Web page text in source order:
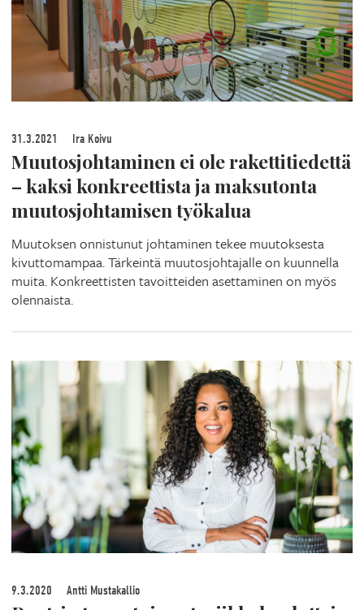
31.3.2021 Ira Koivu
Muutosjohtaminen ei ole rakettitiedettä
– kaksi konkreettista ja maksutonta
muutosjohtamisen työkalua
Muutoksen onnistunut johtaminen tekee muutoksesta
kivuttomampaa. Tärkeintä muutosjohtajalle on kuunnella
muita. Konkreettisten tavoitteiden asettaminen on myös
olennaista.
9.3.2020 Antti Mustakallio